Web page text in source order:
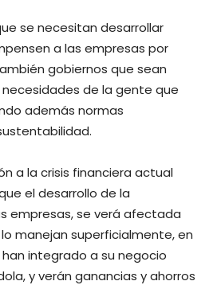
se necesitan desarrollar
a las empresas por
gobiernos que sean
de la gente que
además normas
a la crisis financiera actual
el desarrollo de la
empresas, se verá afectada
manejan superficialmente, en
integrado a su negocio
y verán ganancias y ahorros